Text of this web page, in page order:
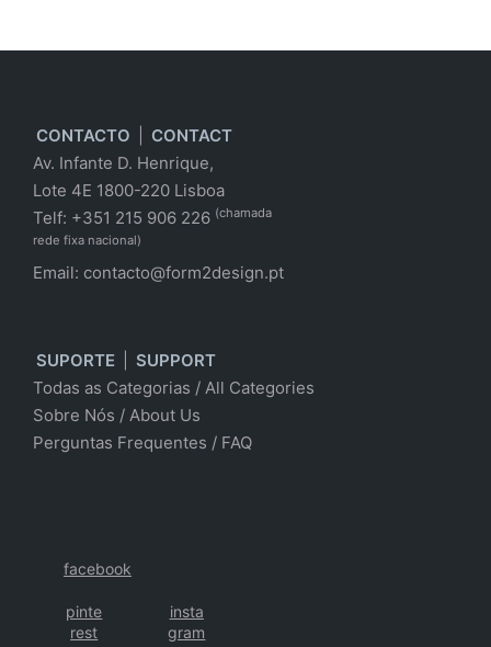
CONTACTO
CONTACT
Av. Infante D. Henrique,
Lote 4E 1800-220 Lisboa
Telf: +351 215 906 226 (chamada
rede fixa nacional)
Email: contacto@form2design.pt
SUPORTE
SUPPORT
Todas as Categorias / All Categories
Sobre Nós / About Us
Perguntas Frequentes / FAQ
facebook
pinte
rest
insta
gram